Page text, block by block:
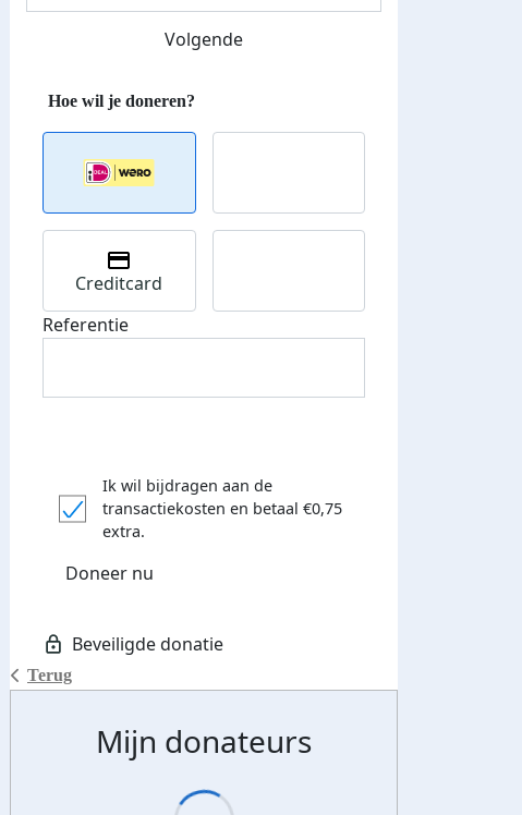
Volgende
Terug
Creditcard
Referentie
Ik wil bijdragen aan de
transactiekosten en betaal €0,75
extra.
Doneer nu
Mijn donateurs